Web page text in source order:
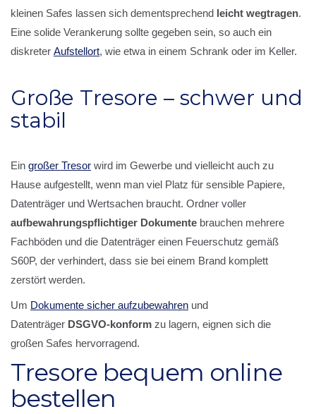
kleinen Safes lassen sich dementsprechend leicht wegtragen.
Eine solide Verankerung sollte gegeben sein, so auch ein
diskreter Aufstellort, wie etwa in einem Schrank oder im Keller.
Große Tresore – schwer und
stabil
Ein großer Tresor wird im Gewerbe und vielleicht auch zu
Hause aufgestellt, wenn man viel Platz für sensible Papiere,
Datenträger und Wertsachen braucht. Ordner voller
aufbewahrungspflichtiger Dokumente brauchen mehrere
Fachböden und die Datenträger einen Feuerschutz gemäß
S60P, der verhindert, dass sie bei einem Brand komplett
zerstört werden.
Um Dokumente sicher aufzubewahren und
Datenträger DSGVO-konform zu lagern, eignen sich die
großen Safes hervorragend.
Tresore bequem online
bestellen